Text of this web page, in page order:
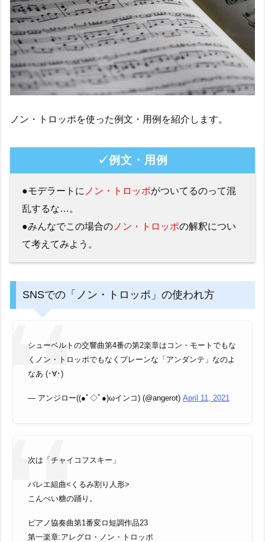
ノン・トロッポを使った例文・用例を紹介します。
✓例文・用例
●モデラートに ノン・トロッポがついてるのって混
乱するな…。
●みんなでこの場合の ノン・トロッポの解釈につい
て考えてみよう。
SNSでの「ノン・トロッポ」の使われ方
シューベルトの交響曲第4番の第2楽章はコン・モートでもな
くノン・トロッポでもなくプレーンな「アンダンテ」なのよ
なあ (･∀･)
— アンジロー((●ﾟ◇ﾟ●)ωインコ) (@angerot) April 11, 2021
次は「チャイコフスキー」
バレエ組曲<くるみ割り人形>
こんぺい糖の踊り。
ピアノ協奏曲第1番変ロ短調作品23
第一楽章:アレグロ・ノン・トロッポ